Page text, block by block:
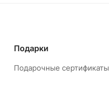
Подарки
Подарочные сертификаты